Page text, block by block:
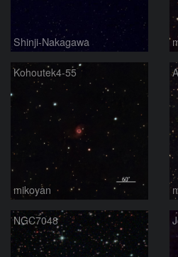
Shinji-Nakagawa
Kohoutek4-55
mikoyan
NGC7048